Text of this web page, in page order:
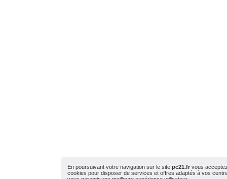
En poursuivant votre navigation sur le sitepc21.fr vous
cookies pour disposer de services et offres adaptés à vos